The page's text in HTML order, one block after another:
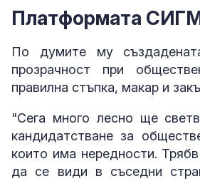
Платформата
По думите му
прозрачност при
правилна стъпка, макар и
"Сега много лесно ще
кандидатстване за
които има нередности.
да се види в съседни